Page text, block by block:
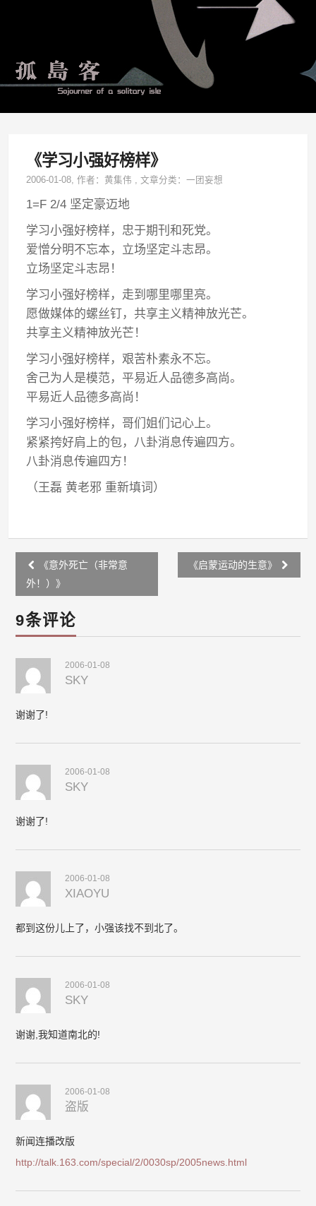
《学习小强好榜样》
2006-01-08, 作者：黄集伟 ,文章分类：一团妄想
1=F 2/4 坚定豪迈地
学习小强好榜样，忠于期刊和死党。
爱憎分明不忘本，立场坚定斗志昂。
立场坚定斗志昂！
学习小强好榜样，走到哪里哪里亮。
愿做媒体的螺丝钉，共享主义精神放光芒。
共享主义精神放光芒！
学习小强好榜样，艰苦朴素永不忘。
舍己为人是模范，平易近人品德多高尚。
平易近人品德多高尚！
学习小强好榜样，哥们姐们记心上。
紧紧挎好肩上的包，八卦消息传遍四方。
八卦消息传遍四方！
（王磊 黄老邪 重新填词）
Post
navigation
《意外死亡（非常意
外！）》
《启蒙运动的生意》
9条评论
2006-01-08
SKY
谢谢了!
2006-01-08
SKY
谢谢了!
2006-01-08
XIAOYU
都到这份儿上了，小强该找不到北了。
2006-01-08
SKY
谢谢,我知道南北的!
2006-01-08
盗版
新闻连播改版
http://talk.163.com/special/2/0030sp/2005news.html